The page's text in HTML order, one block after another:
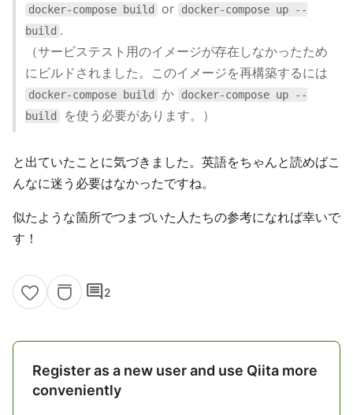
docker-compose build or
docker-compose up --
build .
（サービステスト用のイメージが存在しなかったため
にビルドされました。このイメージを再構築するには
docker-compose build か
docker-compose up --
build
を使う必要があります。）
と出ていたことに気づきました。英語をちゃんと読めばこ
んなに迷う必要はなかったですね。
似たような箇所でつまづいた人たちの参考になれば幸いで
す！
comment2
Register as a new user and use Qiita more
conveniently